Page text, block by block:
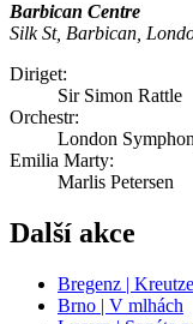
Barbican Centre
Silk St, Barbican,
Diriget:
Sir Simon Rattle
Orchestr:
London
Emilia Marty:
Marlis Petersen
Další akce
Bregenz |
Brno | V mlhách